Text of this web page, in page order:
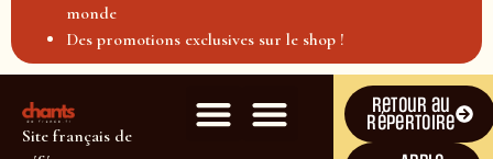
monde
Des promotions exclusives sur le shop !
Site français de
Retour au
répertoire